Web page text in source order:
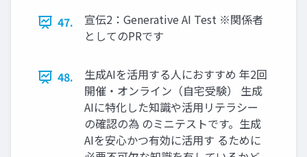
47.
宣伝2：Generative AI Test ※関係者
としてのPRです
48.
生成AIを活用する人におすすめ 年2回
開催・オンライン（自宅受験） 生成
AIに特化した知識や活用リテラシー
の確認の為 のミニテストです。生成
AIを安心かつ有効に活用す るために